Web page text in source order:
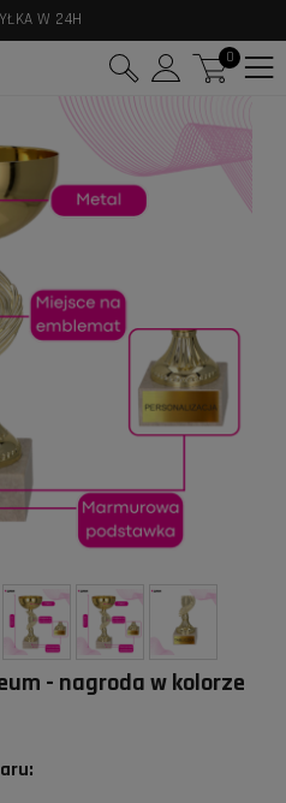
W 24H
0
- nagroda w kolorze